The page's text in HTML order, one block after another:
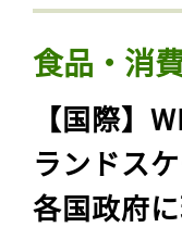
食品・消
【国際】
ランドス
各国政府